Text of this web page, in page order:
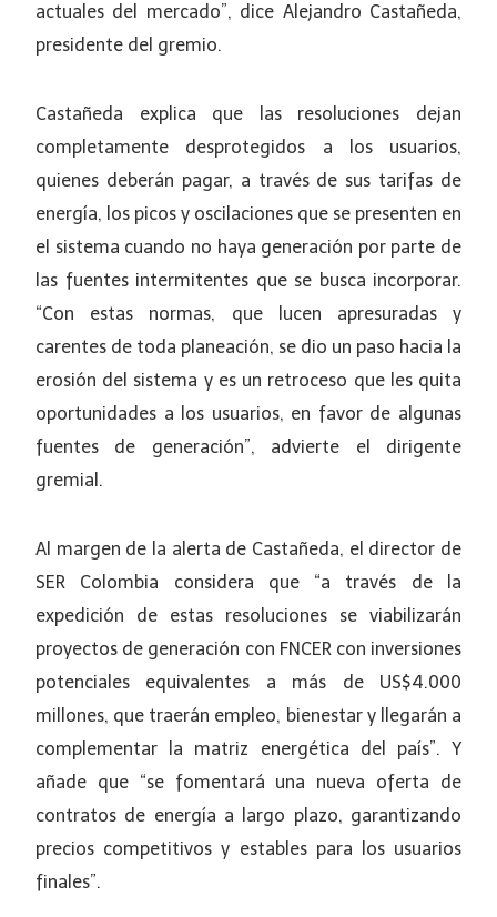
actuales del mercado”, dice Alejandro Castañeda,
presidente del gremio.
Castañeda explica que las resoluciones dejan
completamente desprotegidos a los usuarios,
quienes deberán pagar, a través de sus tarifas de
energía, los picos y oscilaciones que se presenten en
el sistema cuando no haya generación por parte de
las fuentes intermitentes que se busca incorporar.
“Con estas normas, que lucen apresuradas y
carentes de toda planeación, se dio un paso hacia la
erosión del sistema y es un retroceso que les quita
oportunidades a los usuarios, en favor de algunas
fuentes de generación”, advierte el dirigente
gremial.
Al margen de la alerta de Castañeda, el director de
SER Colombia considera que “a través de la
expedición de estas resoluciones se viabilizarán
proyectos de generación con FNCER con inversiones
potenciales equivalentes a más de US$4.000
millones, que traerán empleo, bienestar y llegarán a
complementar la matriz energética del país”. Y
añade que “se fomentará una nueva oferta de
contratos de energía a largo plazo, garantizando
precios competitivos y estables para los usuarios
finales”.